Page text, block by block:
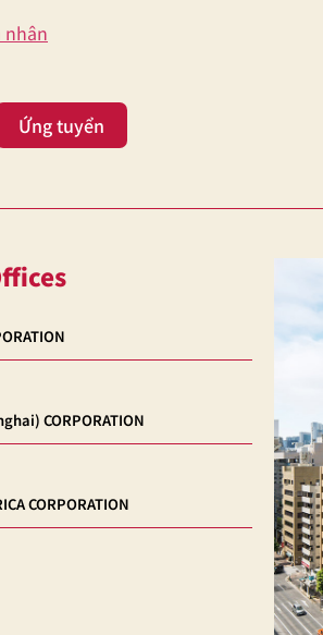
nhân
Ứng tuyển
CORPORATION
CORPORATION